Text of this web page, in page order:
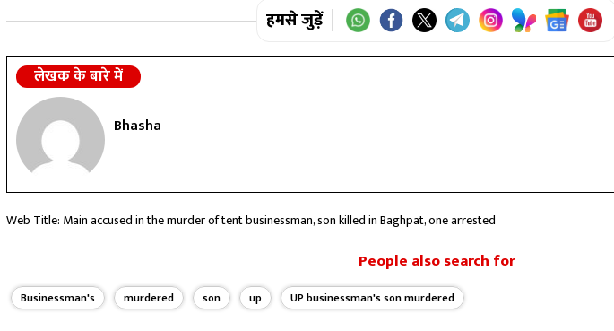
हमसे जुड़ें
लेखक के बारे में
Bhasha
Web Title: Main accused in the murder of tent businessman, son killed in Baghpat, one arrested
People also search for
Businessman's murdered son up UP businessman's son murdered